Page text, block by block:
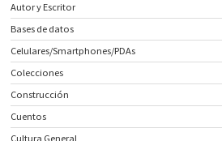
Autor y Escritor
Bases de datos
Celulares/Smartphones/PDAs
Colecciones
Construcción
Cuentos
Cultura General